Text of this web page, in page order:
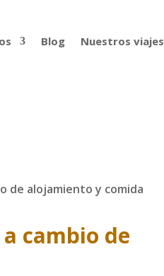
Blog Nuestros viajes
de alojamiento y comida
cambio de